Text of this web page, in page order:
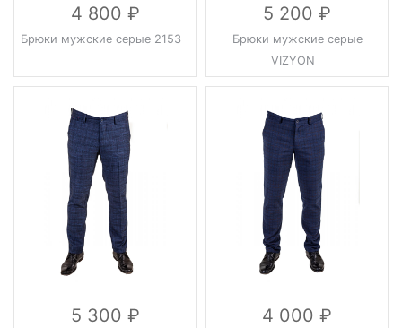
4 800
Брюки мужские серые 2153
5 200
Брюки мужские серые
VIZYON
5 300 4 000